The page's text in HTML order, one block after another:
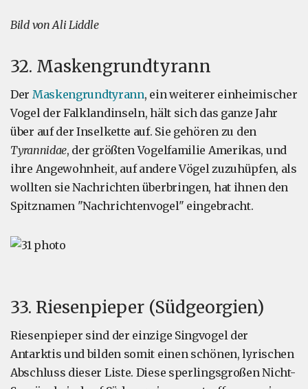
Bild von Ali Liddle
32. Maskengrundtyrann
Der Maskengrundtyrann, ein weiterer einheimischer
Vogel der Falklandinseln, hält sich das ganze Jahr
über auf der Inselkette auf. Sie gehören zu den
Tyrannidae, der größten Vogelfamilie Amerikas, und
ihre Angewohnheit, auf andere Vögel zuzuhüpfen, als
wollten sie Nachrichten überbringen, hat ihnen den
Spitznamen "Nachrichtenvogel" eingebracht.
33. Riesenpieper (Südgeorgien)
Riesenpieper sind der einzige Singvogel der
Antarktis und bilden somit einen schönen, lyrischen
Abschluss dieser Liste. Diese sperlingsgroßen Nicht-